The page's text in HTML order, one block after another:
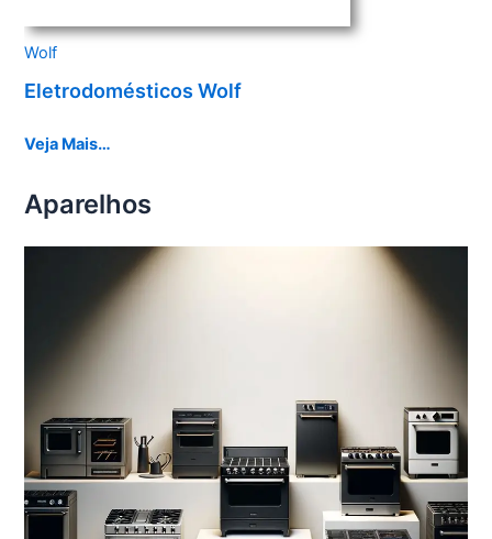
Wolf
Eletrodomésticos Wolf
Veja Mais…
Aparelhos